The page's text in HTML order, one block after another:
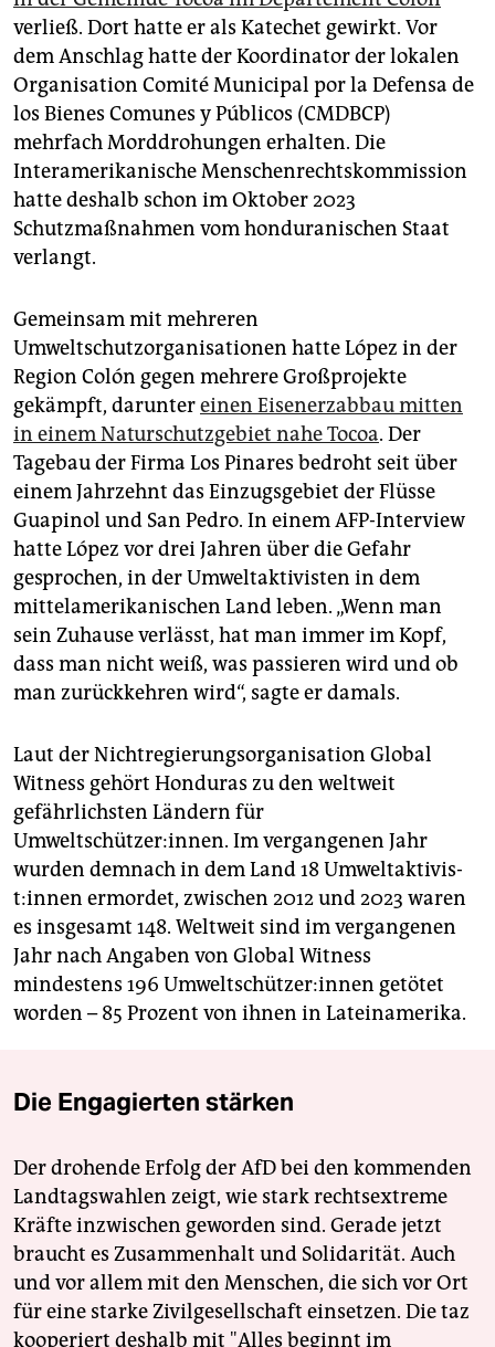
verließ. Dort hatte er als Katechet gewirkt. Vor
dem Anschlag hatte der Koordinator der lokalen
Organisation Comité Municipal por la Defensa de
los Bienes Comunes y Públicos (CMDBCP)
mehrfach Morddrohungen erhalten. Die
Interamerikanische Menschenrechtskommission
hatte deshalb schon im Oktober 2023
Schutzmaßnahmen vom honduranischen Staat
verlangt.
Gemeinsam mit mehreren
Umweltschutzorganisationen hatte López in der
Region Colón gegen mehrere Großprojekte
gekämpft, daruntereinen Eisenerzabbau mitten
in einem Naturschutzgebiet nahe Tocoa. Der
Tagebau der Firma Los Pinares bedroht seit über
einem Jahrzehnt das Einzugsgebiet der Flüsse
Guapinol und San Pedro. In einem AFP-Interview
hatte López vor drei Jahren über die Gefahr
gesprochen, in der Umweltaktivisten in dem
mittelamerikanischen Land leben. „Wenn man
sein Zuhause verlässt, hat man immer im Kopf,
dass man nicht weiß, was passieren wird und ob
man zurückkehren wird“, sagte er damals.
Laut der Nichtregierungsorganisation Global
Witness gehört Honduras zu den weltweit
gefährlichsten Ländern für
Umweltschützer:innen. Im vergangenen Jahr
wurden demnach in dem Land 18 Um­welt­ak­ti­vis­
t:in­nen ermordet, zwischen 2012 und 2023 waren
es insgesamt 148. Weltweit sind im vergangenen
Jahr nach Angaben von Global Witness
mindestens 196 Um­welt­schüt­ze­r:in­nen getötet
worden – 85 Prozent von ihnen in Lateinamerika.
Die Engagierten stärken
Der drohende Erfolg der AfD bei den kommenden
Landtagswahlen zeigt, wie stark rechtsextreme
Kräfte inzwischen geworden sind. Gerade jetzt
braucht es Zusammenhalt und Solidarität. Auch
und vor allem mit den Menschen, die sich vor Ort
für eine starke Zivilgesellschaft einsetzen. Die taz
kooperiert deshalb mit "Alles beginnt im